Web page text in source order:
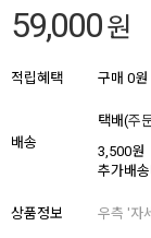
59,000원
적립혜택 구매 0원
배송
택배(주
3,500원
추가배송
상품정보 우측 '자